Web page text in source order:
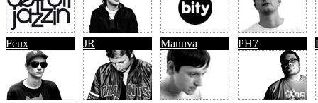
Feux JR Manuva PH7